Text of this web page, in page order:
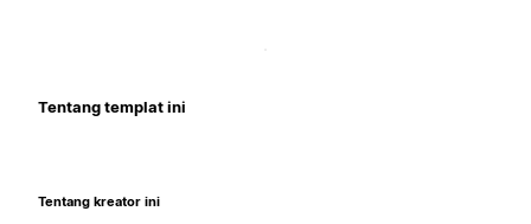
Tentang templat ini
Tentang kreator ini